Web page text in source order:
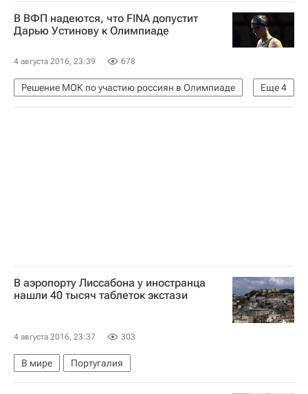
Лига Европы УЕФА 2026-2027
Сент-Этьен
Брондбю
Сассуоло
Герта
В ВФП надеются, что FINA допустит
Дарью Устинову к Олимпиаде
4 августа 2016, 23:39 678
Еще4
Решение МОК по участию россиян в Олимпиаде
Рио-де-Жанейро (город)
Дарья Устинова
В аэропорту Лиссабона у иностранца
нашли 40 тысяч таблеток экстази
4 августа 2016, 23:37 303
В мире Португалия